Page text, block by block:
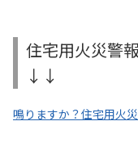
住宅用火災警
↓↓
鳴りますか？住宅用火